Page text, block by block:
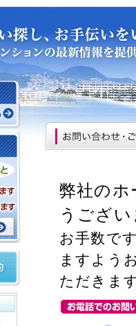
弊社のホ
うござ
お手数で
ますよう
ただきま